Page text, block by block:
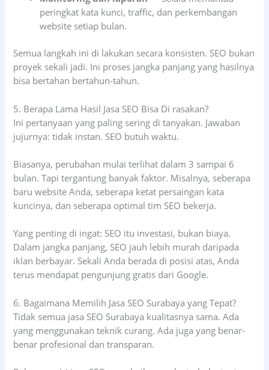
peringkat kata kunci, traffic, dan perkembangan
website setiap bulan.
Semua langkah ini di lakukan secara konsisten. SEO bukan
proyek sekali jadi. Ini proses jangka panjang yang hasilnya
bisa bertahan bertahun-tahun.
5. Berapa Lama Hasil Jasa SEO Bisa Di rasakan?
Ini pertanyaan yang paling sering di tanyakan. Jawaban
jujurnya: tidak instan. SEO butuh waktu.
Biasanya, perubahan mulai terlihat dalam 3 sampai 6
bulan. Tapi tergantung banyak faktor. Misalnya, seberapa
baru website Anda, seberapa ketat persaingan kata
kuncinya, dan seberapa optimal tim SEO bekerja.
Yang penting di ingat: SEO itu investasi, bukan biaya.
Dalam jangka panjang, SEO jauh lebih murah daripada
iklan berbayar. Sekali Anda berada di posisi atas, Anda
terus mendapat pengunjung gratis dari Google.
6. Bagaimana Memilih Jasa SEO Surabaya yang Tepat?
Tidak semua jasa SEO Surabaya kualitasnya sama. Ada
yang menggunakan teknik curang. Ada juga yang benar-
benar profesional dan transparan.